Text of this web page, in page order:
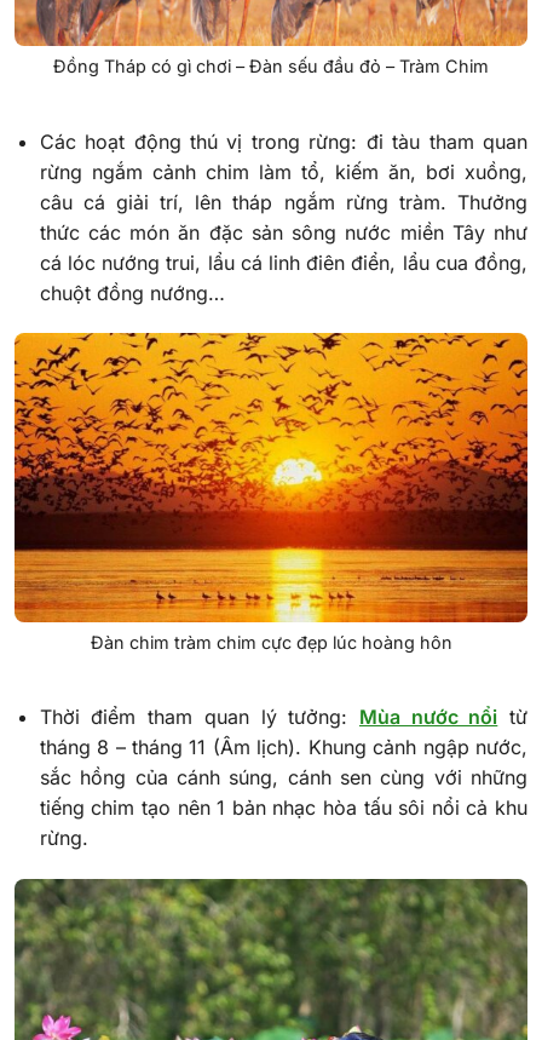
Đồng Tháp có gì chơi – Đàn sếu đầu đỏ – Tràm Chim
Các hoạt động thú vị trong rừng: đi tàu tham quan
rừng ngắm cảnh chim làm tổ, kiếm ăn, bơi xuồng,
câu cá giải trí, lên tháp ngắm rừng tràm. Thưởng
thức các món ăn đặc sản sông nước miền Tây như
cá lóc nướng trui, lẩu cá linh điên điển, lẩu cua đồng,
chuột đồng nướng…
Đàn chim tràm chim cực đẹp lúc hoàng hôn
Thời điểm tham quan lý tưởng: Mùa nước nổi từ
tháng 8 – tháng 11 (Âm lịch). Khung cảnh ngập nước,
sắc hồng của cánh súng, cánh sen cùng với những
tiếng chim tạo nên 1 bản nhạc hòa tấu sôi nổi cả khu
rừng.